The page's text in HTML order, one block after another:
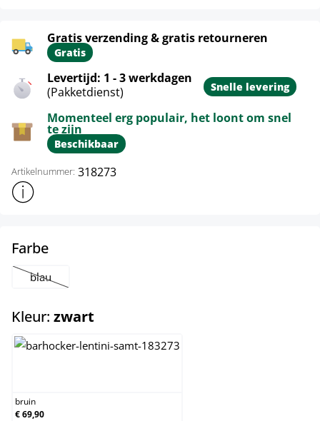
Gratis verzending & gratis retourneren
Gratis
Levertijd: 1 - 3 werkdagen
(Pakketdienst)
Snelle levering
Momenteel erg populair, het loont om snel
te zijn
Beschikbaar
Artikelnummer: 318273
Toon meer productinformatie
Farbeselect
blau
(Deze optie is momenteel niet beschikbaar.)
Kleur: zwart
bruin
€ 69,90